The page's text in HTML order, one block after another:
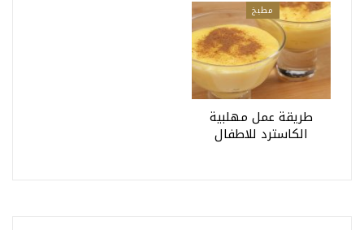
مطبخ
طريقة عمل مهلبية
الكاسترد للاطفال